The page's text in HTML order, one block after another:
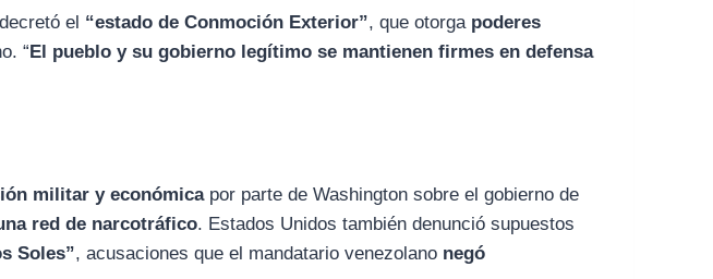
el “estado de Conmoción Exterior”, que otorga poderes
“El pueblo y su gobierno legítimo se mantienen firmes en defensa
militar y económicapor parte de Washington sobre el gobierno de
red de narcotráfico. Estados Unidos también denunció supuestos
Soles”, acusaciones que el mandatario venezolano negó